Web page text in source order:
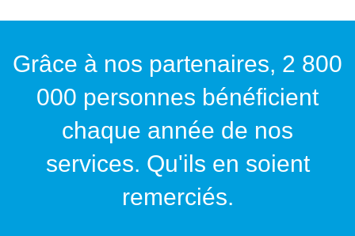
Grâce à nos partenaires, 2 800
000 personnes bénéficient
chaque année de nos
services. Qu'ils en soient
remerciés.